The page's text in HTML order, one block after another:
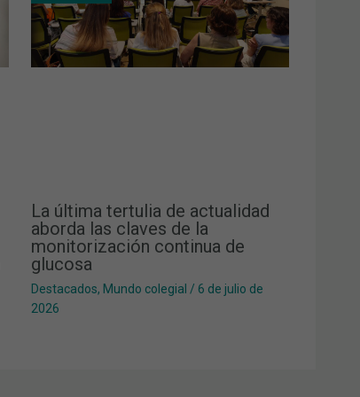
La última tertulia de actualidad
aborda las claves de la
monitorización continua de
glucosa
Destacados, Mundo colegial / 6 de julio de
2026